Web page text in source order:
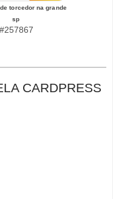
torcedor na grande
sp
#257867
CARDPRESS